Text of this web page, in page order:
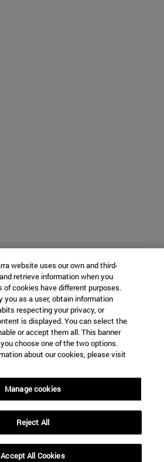
website uses our own and third-
retrieve information when you
of cookies have different purposes.
you as a user, obtain information
respecting your privacy, or
is displayed. You can select the
or accept them all. This banner
choose one of the two options.
about our cookies, please visit
Manage cookies
Reject All
Accept All Cookies